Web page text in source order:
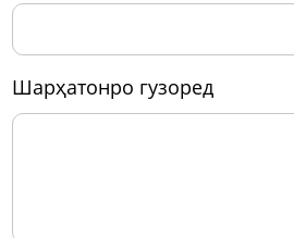
шарҳатонро гузоред